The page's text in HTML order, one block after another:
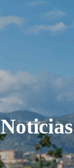
Noticias